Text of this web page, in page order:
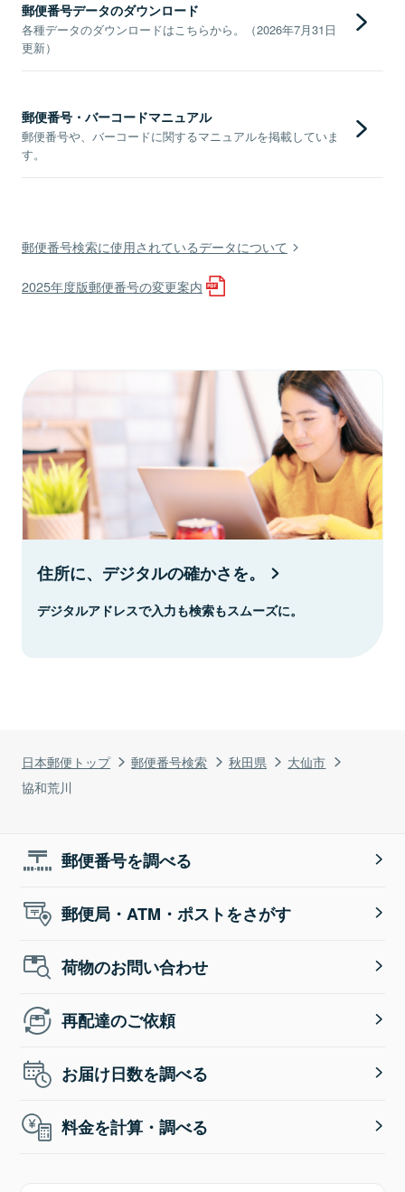
日本郵便トップ 郵便番号検索 秋田県
大仙市
協和荒川
郵便番号データのダウンロード
各種データのダウンロードはこちらから。（2026年7月31日
更新）
郵便番号・バーコードマニュアル
郵便番号や、バーコードに関するマニュアルを掲載していま
す。
郵便番号検索に使用されているデータについて
2025年度版郵便番号の変更案内
住所に、デジタルの確かさを。
デジタルアドレスで入力も検索もスムーズに。
郵便番号を調べる
郵便局・ATM・ポストをさがす
荷物のお問い合わせ
再配達のご依頼
お届け日数を調べる
料金を計算・調べる